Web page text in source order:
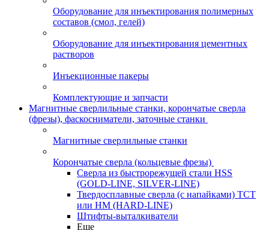
Оборудование для инъектирования полимерных
составов (смол, гелей)
Оборудование для инъектирования цементных
растворов
Инъекционные пакеры
Комплектующие и запчасти
Магнитные сверлильные станки, корончатые сверла
(фрезы), фаскосниматели, заточные станки
Магнитные сверлильные станки
Корончатые сверла (кольцевые фрезы)
Сверла из быстрорежущей стали HSS
(GOLD-LINE, SILVER-LINE)
Твердосплавные сверла (с напайками) ТСТ
или HM (HARD-LINE)
Штифты-выталкиватели
Еще